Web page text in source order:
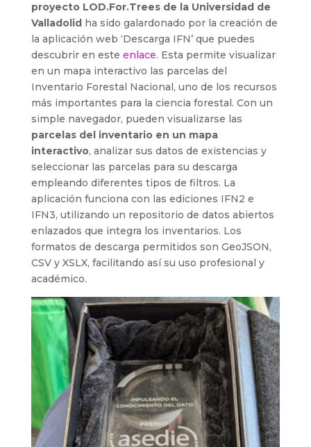
proyecto LOD.For.Trees de la Universidad de
Valladolidha sido galardonado por la creación de
la aplicación web ‘Descarga IFN’ que puedes
descubrir en este enlace. Esta permite visualizar
en un mapa interactivo las parcelas del
Inventario Forestal Nacional, uno de los recursos
más importantes para la ciencia forestal. Con un
simple navegador, pueden visualizarse las
parcelas del inventario en un mapa
interactivo, analizar sus datos de existencias y
seleccionar las parcelas para su descarga
empleando diferentes tipos de filtros. La
aplicación funciona con las ediciones IFN2 e
IFN3, utilizando un repositorio de datos abiertos
enlazados que integra los inventarios. Los
formatos de descarga permitidos son GeoJSON,
CSV y XSLX, facilitando así su uso profesional y
académico.